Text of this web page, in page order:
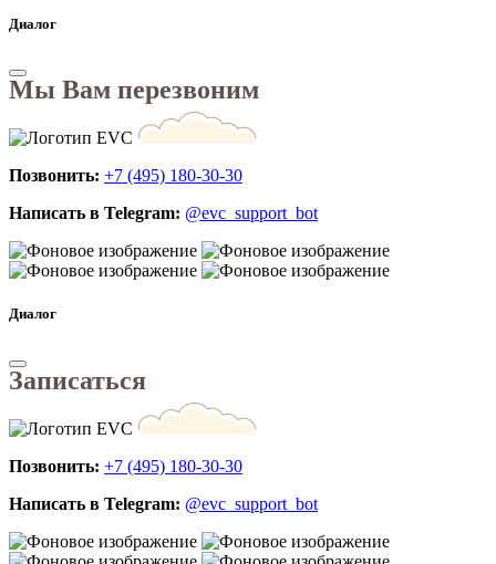
Диалог
Мы Вам перезвоним
Позвонить: +7 (495) 180-30-30
Написать в Telegram: @evc_support_bot
Диалог
Записаться
Позвонить: +7 (495) 180-30-30
Написать в Telegram: @evc_support_bot